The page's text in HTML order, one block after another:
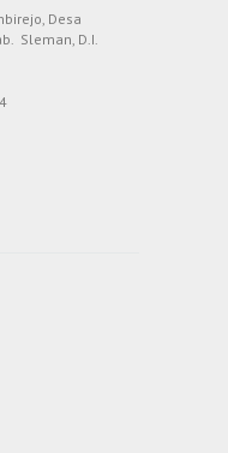
Desa
Sleman, D.I.